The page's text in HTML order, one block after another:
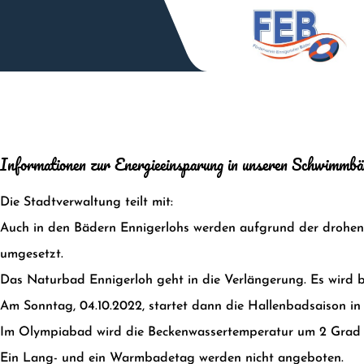
Informationen zur Energieeinsparung in unseren
Die Stadtverwaltung teilt mit:
Auch in den Bädern Ennigerlohs werden aufgrund der
umgesetzt.
Das Naturbad Ennigerloh geht in die Verlängerung. Es wird
Am Sonntag, 04.10.2022, startet dann die Hallenbadsaison in
Im Olympiabad wird die Beckenwassertemperatur um 2 Grad
Ein Lang- und ein Warmbadetag werden nicht angeboten.